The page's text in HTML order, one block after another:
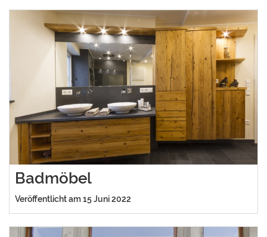
Badmöbel
Veröffentlicht am 15 Juni 2022